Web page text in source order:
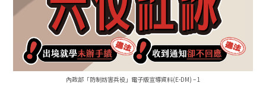
內政部「防制妨害兵役」電子版宣導資料(E-DM) – 1